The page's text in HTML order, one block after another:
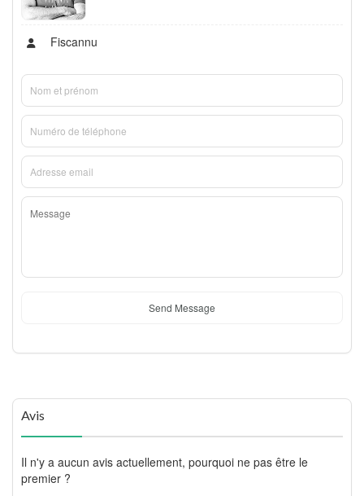
Fiscannu
Send Message
Avis
Il n'y a aucun avis actuellement, pourquoi ne pas être le
premier ?